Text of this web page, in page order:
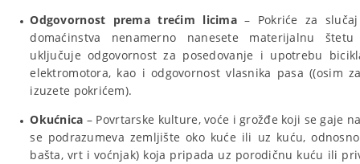
Odgovornost prema trećim licima– Pokriće za
domaćinstva nenamerno nanesete materijalnu
uključuje odgovornost za posedovanje i upotrebu
elektromotora, kao i odgovornost vlasnika pasa ((osim
izuzete pokrićem).
Okućnica – Povrtarske kulture, voće i grožđe koji se gaje
se podrazumeva zemljište oko kuće ili uz kuću,
bašta, vrt i voćnjak) koja pripada uz porodičnu kuću ili